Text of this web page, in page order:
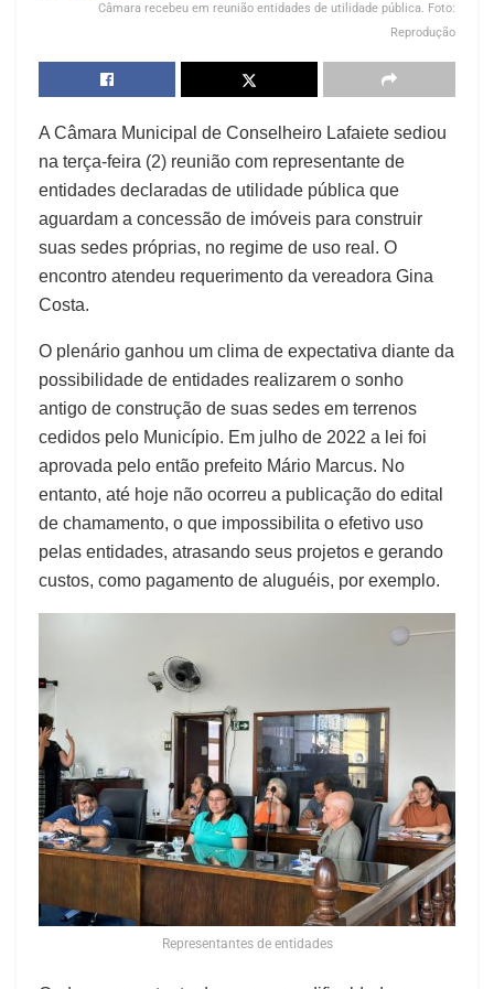
Câmara recebeu em reunião entidades de utilidade pública. Foto:
Reprodução
A Câmara Municipal de Conselheiro Lafaiete sediou
na terça-feira (2) reunião com representante de
entidades declaradas de utilidade pública que
aguardam a concessão de imóveis para construir
suas sedes próprias, no regime de uso real. O
encontro atendeu requerimento da vereadora Gina
Costa.
O plenário ganhou um clima de expectativa diante da
possibilidade de entidades realizarem o sonho
antigo de construção de suas sedes em terrenos
cedidos pelo Município. Em julho de 2022 a lei foi
aprovada pelo então prefeito Mário Marcus. No
entanto, até hoje não ocorreu a publicação do edital
de chamamento, o que impossibilita o efetivo uso
pelas entidades, atrasando seus projetos e gerando
custos, como pagamento de aluguéis, por exemplo.
Representantes de entidades